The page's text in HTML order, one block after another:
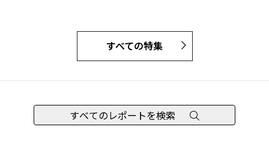
すべての特集
すべてのレポートを検索